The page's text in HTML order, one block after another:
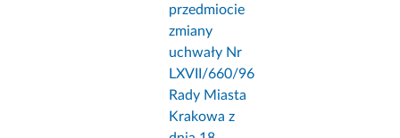
przedmiocie
zmiany
uchwały Nr
LXVII/660/96
Rady Miasta
Krakowa z